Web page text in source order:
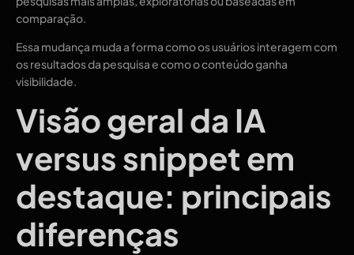
comparação.
Essa mudança muda a forma como os usuários interagem com
os resultados da pesquisa e como o conteúdo ganha
visibilidade.
Visão geral da IA ​​
versus snippet em
destaque: principais
diferenças